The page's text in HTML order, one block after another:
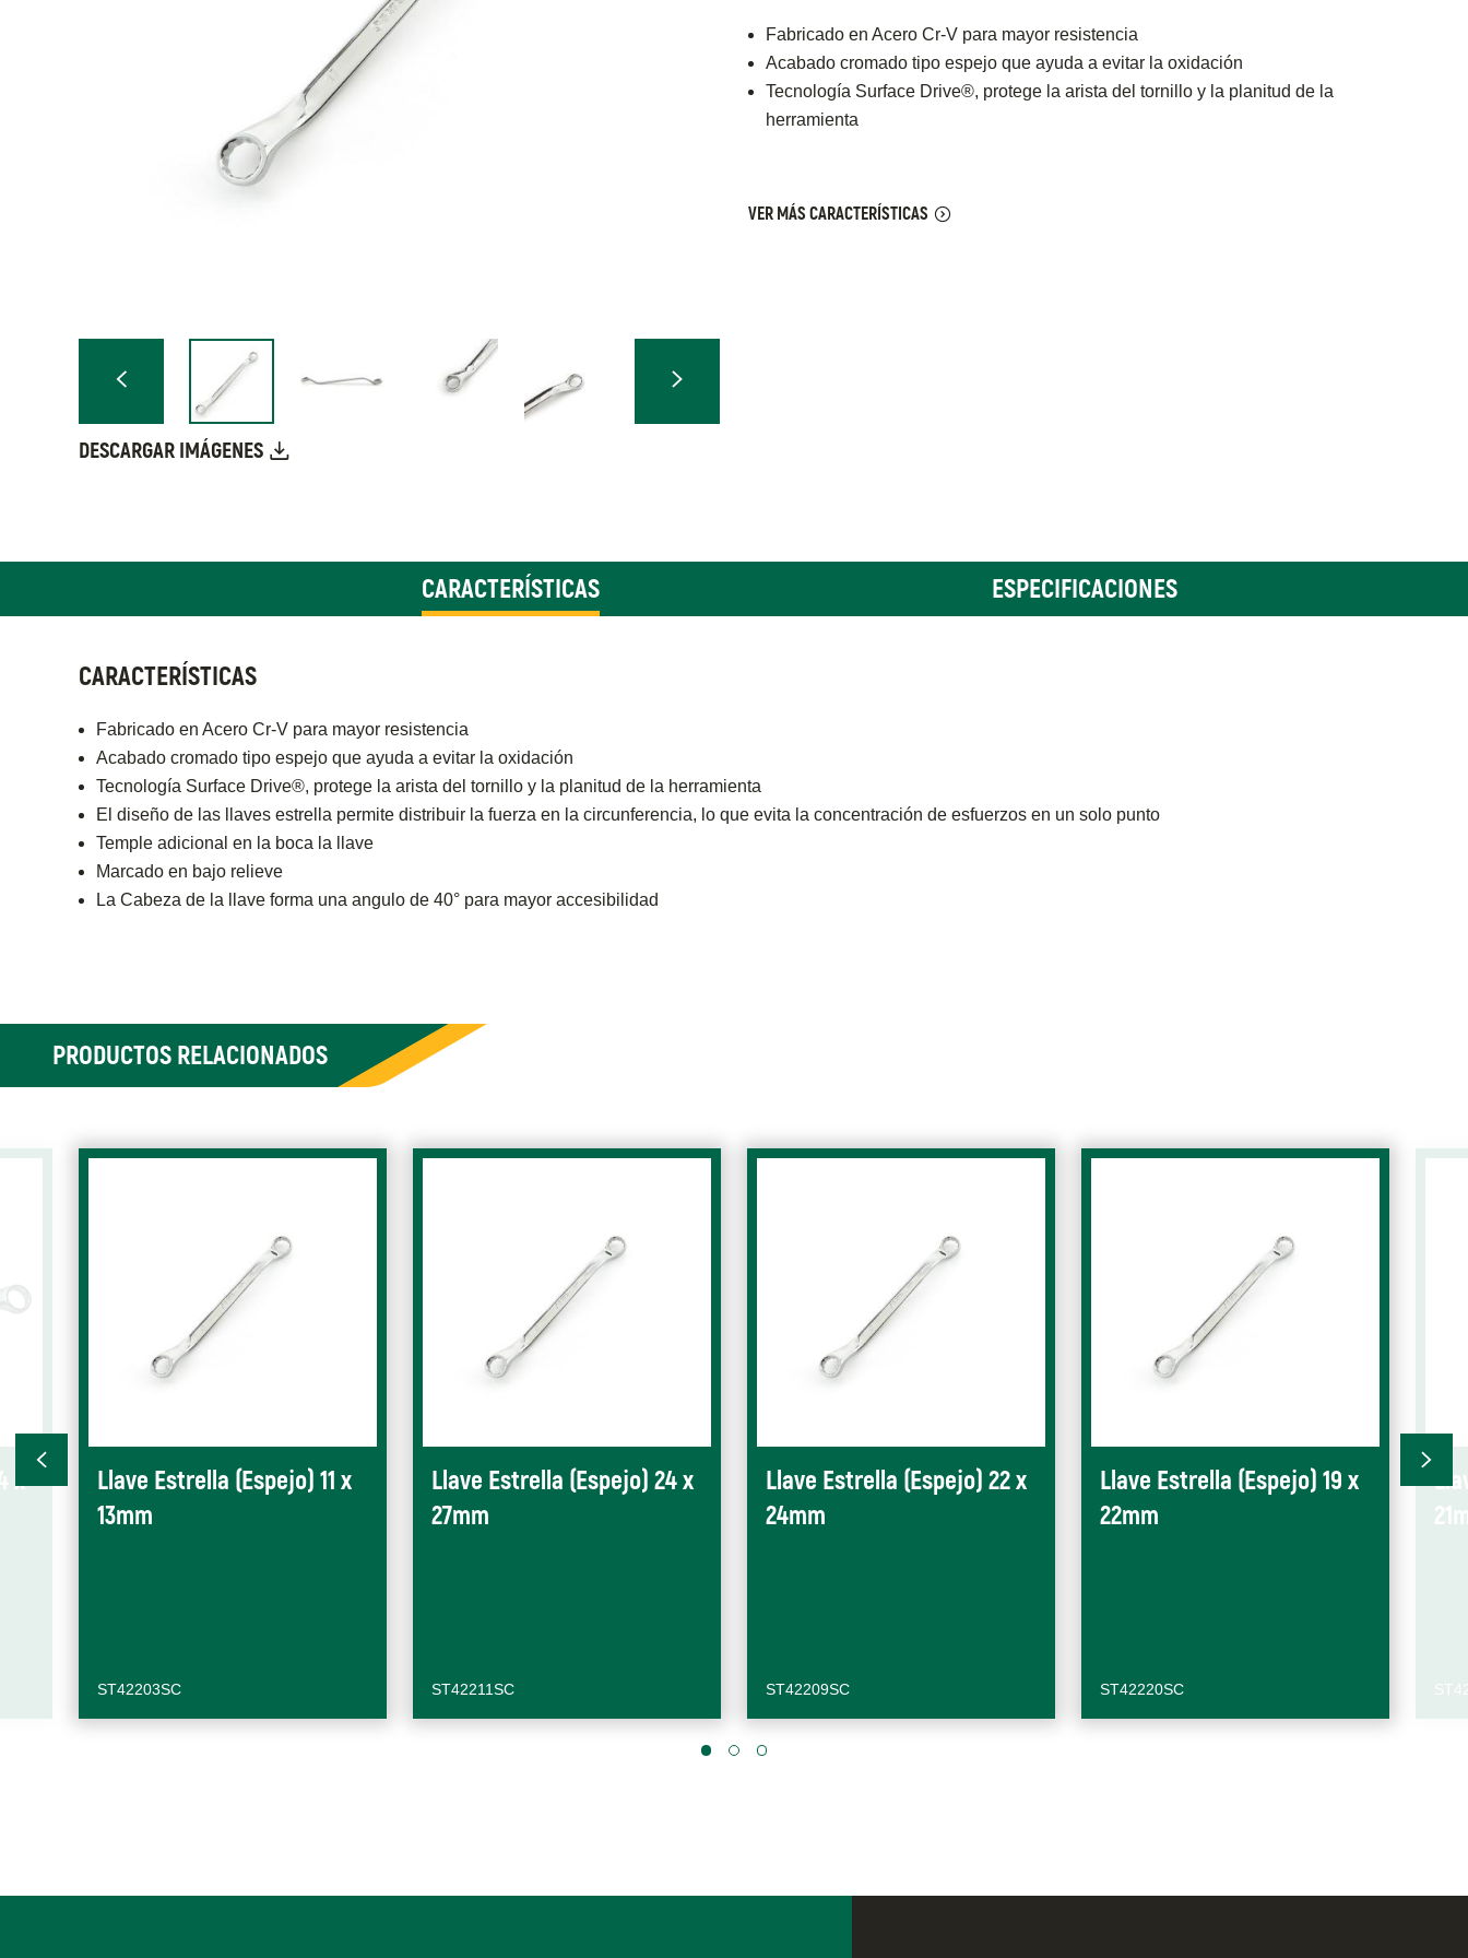
DESCARGAR IMÁGENES
Fabricado en Acero Cr-V para mayor resistencia
Acabado cromado tipo espejo que ayuda a evitar la oxidación
Tecnología Surface Drive®, protege la arista del tornillo y la planitud de la
herramienta
VER MÁS CARACTERÍSTICAS
CARACTERÍSTICAS ESPECIFICACIONES
CARACTERÍSTICAS
Fabricado en Acero Cr-V para mayor resistencia
Acabado cromado tipo espejo que ayuda a evitar la oxidación
Tecnología Surface Drive®, protege la arista del tornillo y la planitud de la herramienta
El diseño de las llaves estrella permite distribuir la fuerza en la circunferencia, lo que evita la concentración de esfuerzos en un solo punto
Temple adicional en la boca la llave
Marcado en bajo relieve
La Cabeza de la llave forma una angulo de 40° para mayor accesibilidad
PRODUCTOS RELACIONADOS
x
Llave Estrella (Espejo) 11 x
13mm
ST42203SC
Llave Estrella (Espejo) 24 x
27mm
ST42211SC
Llave Estrella (Espejo) 22 x
24mm
ST42209SC
Llave Estrella (Espejo) 19 x
22mm
ST42220SC